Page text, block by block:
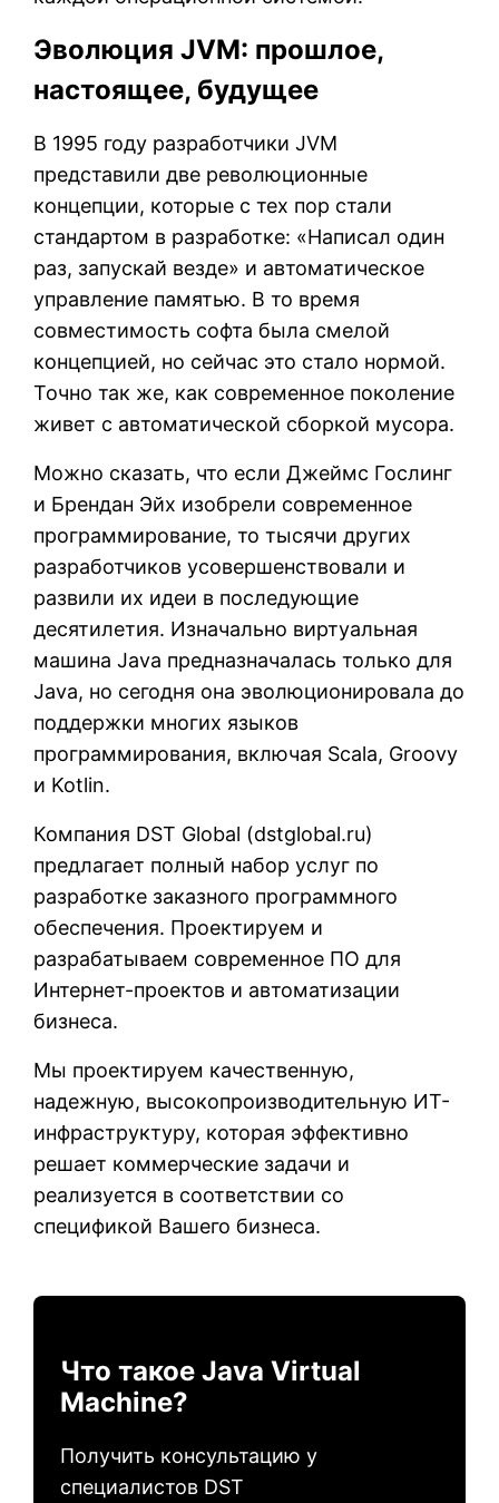
Эволюция JVM: прошлое,
настоящее, будущее
В 1995 году разработчики JVM
представили две революционные
концепции, которые с тех пор стали
стандартом в разработке: «Написал один
раз, запускай везде» и автоматическое
управление памятью. В то время
совместимость софта была смелой
концепцией, но сейчас это стало нормой.
Точно так же, как современное поколение
живет с автоматической сборкой мусора.
Можно сказать, что если Джеймс Гослинг
и Брендан Эйх изобрели современное
программирование, то тысячи других
разработчиков усовершенствовали и
развили их идеи в последующие
десятилетия. Изначально виртуальная
машина Java предназначалась только для
Java, но сегодня она эволюционировала до
поддержки многих языков
программирования, включая Scala, Groovy
и Kotlin.
Компания DST Global (dstglobal.ru)
предлагает полный набор услуг по
разработке заказного программного
обеспечения. Проектируем и
разрабатываем современное ПО для
Интернет-проектов и автоматизации
бизнеса.
Мы проектируем качественную,
надежную, высокопроизводительную ИТ-
инфраструктуру, которая эффективно
решает коммерческие задачи и
реализуется в соответствии со
спецификой Вашего бизнеса.
Что такое Java Virtual
Machine?
Получить консультацию у
специалистов DST